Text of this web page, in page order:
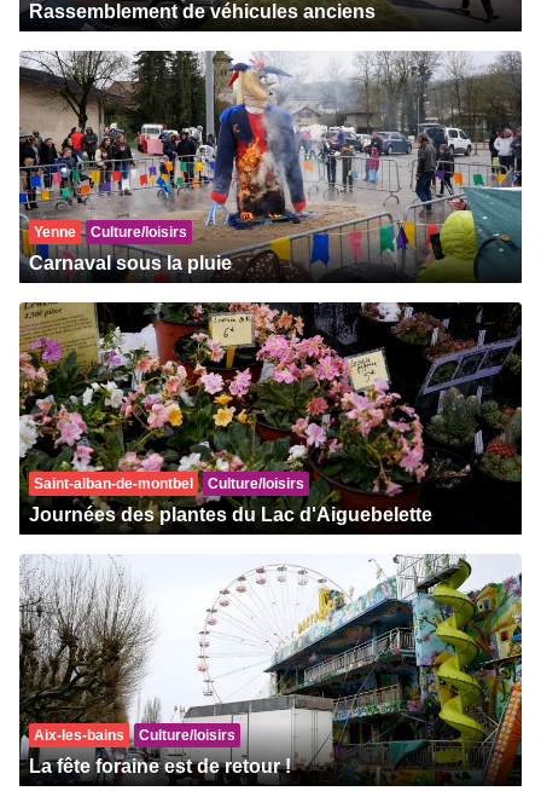
Rassemblement de véhicules anciens
Yenne Culture/loisirs
Carnaval sous la pluie
Saint-alban-de-montbel Culture/loisirs
Journées des plantes du Lac d'Aiguebelette
Aix-les-bains Culture/loisirs
La fête foraine est de retour !